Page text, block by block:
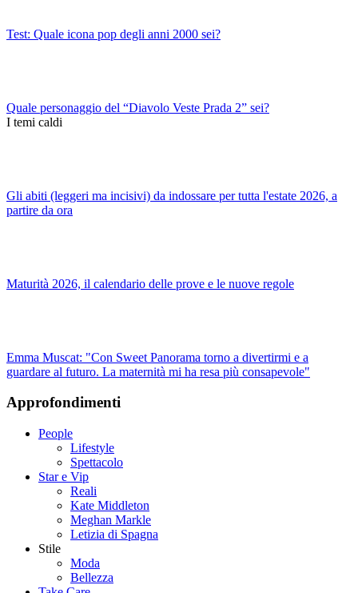
Test: Quale icona pop degli anni 2000 sei?
Quale personaggio del “Diavolo Veste Prada 2” sei?
I temi caldi
Gli abiti (leggeri ma incisivi) da indossare per tutta l'estate 2026, a
partire da ora
Maturità 2026, il calendario delle prove e le nuove regole
Emma Muscat: "Con Sweet Panorama torno a divertirmi e a
guardare al futuro. La maternità mi ha resa più consapevole"
Approfondimenti
People
Lifestyle
Spettacolo
Star e Vip
Reali
Kate Middleton
Meghan Markle
Letizia di Spagna
Stile
Moda
Bellezza